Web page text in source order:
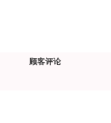
顾客评论